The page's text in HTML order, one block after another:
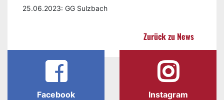
25.06.2023: GG Sulzbach
Zurück zu News
Facebook Instagram